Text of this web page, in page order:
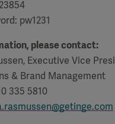
pw1231
please contact:
Executive Vice
& Brand Management
335 5810